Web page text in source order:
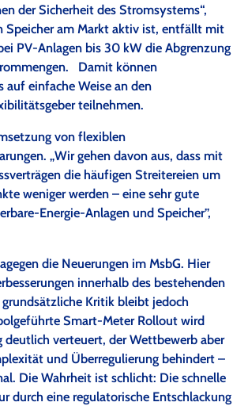
der Sicherheit des Stromsystems“,
Speicher am Markt aktiv ist, entfällt mit
PV-Anlagen bis 30 kW die Abgrenzung
Damit können
auf einfache Weise an den
teilnehmen.
von flexiblen
„Wir gehen davon aus, dass mit
die häufigen Streitereien um
weniger werden – eine sehr gute
Energie-Anlagen und Speicher”,
die Neuerungen im MsbG. Hier
innerhalb des bestehenden
grundsätzliche Kritik bleibt jedoch
Smart-Meter Rollout wird
deutlich verteuert, der Wettbewerb aber
und Überregulierung behindert –
Die Wahrheit ist schlicht: Die schnelle
durch eine regulatorische Entschlackung